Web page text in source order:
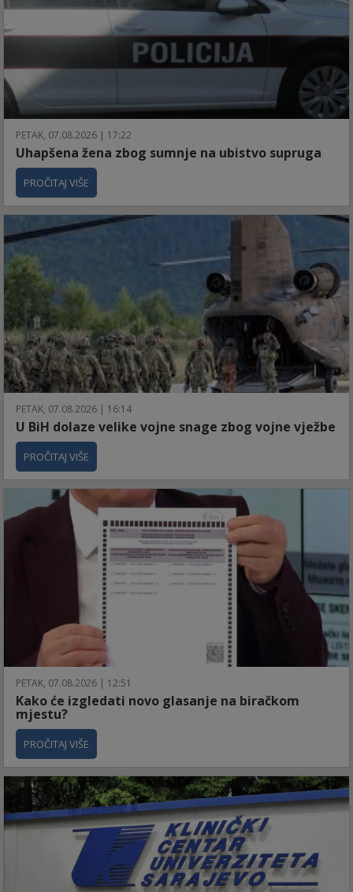
PETAK, 07.08.2026 | 17:22
Uhapšena žena zbog sumnje na ubistvo supruga
PROČITAJ VIŠE
PETAK, 07.08.2026 | 16:14
U BiH dolaze velike vojne snage zbog vojne vježbe
PROČITAJ VIŠE
PETAK, 07.08.2026 | 12:51
Kako će izgledati novo glasanje na biračkom
mjestu?
PROČITAJ VIŠE